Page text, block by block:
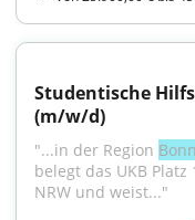
Studentische
(m/w/d)
"...in der Region Bonn
belegt das UKB
NRW und weist..."